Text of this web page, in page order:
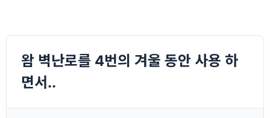
왐 벽난로를 4번의 겨울 동안 사용 하
면서..